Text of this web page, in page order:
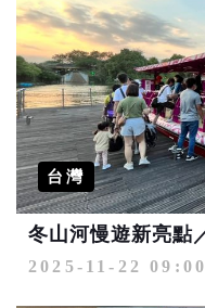
台灣
2025-11-22 09:00